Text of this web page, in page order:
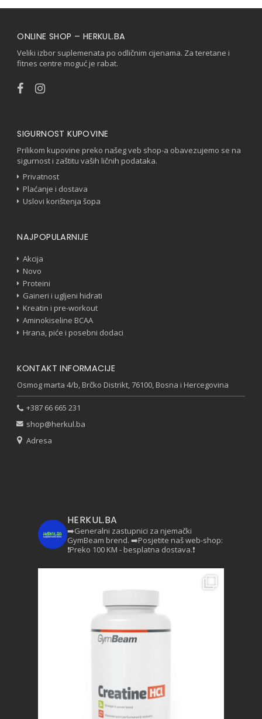
ONLINE SHOP – HERKUL.BA
Veliki izbor suplemenata po odličnim cijenama. Za teretane i
fitnes centre moguć je rabat.
SIGURNOST KUPOVINE
Prilikom kupovine preko našeg veb shop-a obavezujemo se na
sigurnost i zaštitu vaših ličnih podataka.
Privatnost
Plaćanje i dostava
Uslovi korištenja šopa
NAJPOPULARNIJE
Akcija
Novo
Proteini
Gaineri i ugljeni hidrati
Kreatin i pre-workout
Aminokiseline BCAA
Hrana, piće i posebni dodaci
KONTAKT INFORMACIJE
Osmog marta 4/b, Brčko Distrikt, 76100, Bosna i Hercegovina
+387 66 665 231
shop@herkul.ba
Adresa
HERKUL.BA
➡️Generalni zastupnici za njemački
GymBeam brend. ➡️Posjetite naš web-shop:
❗Preko 100 KM - besplatna dostava.❗